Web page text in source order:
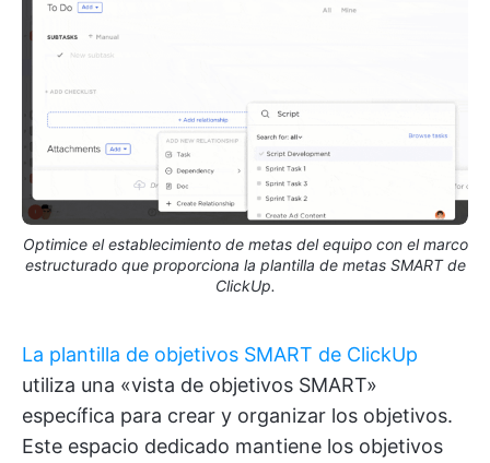
Optimice el establecimiento de metas del equipo con el marco
estructurado que proporciona la plantilla de metas SMART de
ClickUp.
La plantilla de objetivos SMART de ClickUp
utiliza una «vista de objetivos SMART»
específica para crear y organizar los objetivos.
Este espacio dedicado mantiene los objetivos